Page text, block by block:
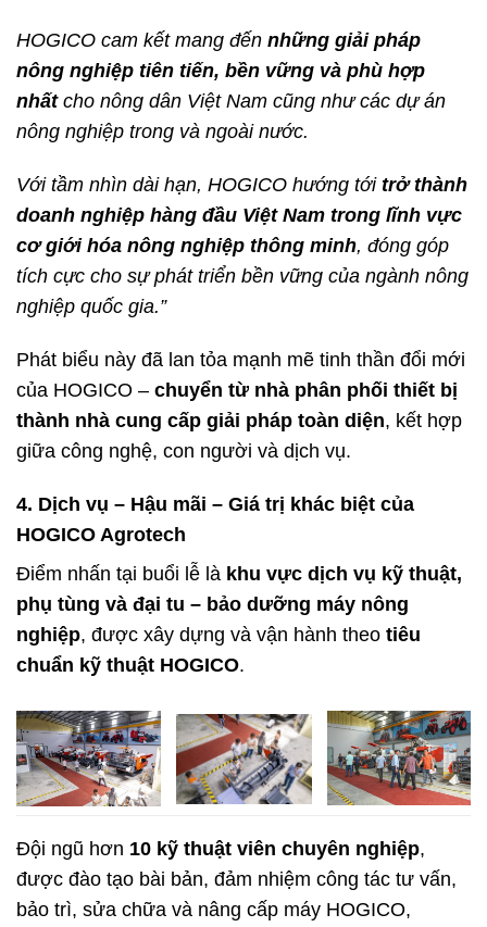
HOGICO cam kết mang đến những giải pháp
nông nghiệp tiên tiến, bền vững và phù hợp
nhấtcho nông dân Việt Nam cũng như các dự án
nông nghiệp trong và ngoài nước.
Với tầm nhìn dài hạn, HOGICO hướng tới trở thành
doanh nghiệp hàng đầu Việt Nam trong lĩnh vực
cơ giới hóa nông nghiệp thông minh, đóng góp
tích cực cho sự phát triển bền vững của ngành nông
nghiệp quốc gia.”
Phát biểu này đã lan tỏa mạnh mẽ tinh thần đổi mới
của HOGICO – chuyển từ nhà phân phối thiết bị
thành nhà cung cấp giải pháp toàn diện, kết hợp
giữa công nghệ, con người và dịch vụ.
4. Dịch vụ – Hậu mãi – Giá trị khác biệt của
HOGICO Agrotech
Điểm nhấn tại buổi lễ là khu vực dịch vụ kỹ thuật,
phụ tùng và đại tu – bảo dưỡng máy nông
nghiệp, được xây dựng và vận hành theo tiêu
chuẩn kỹ thuật HOGICO.
Đội ngũ hơn 10 kỹ thuật viên chuyên nghiệp,
được đào tạo bài bản, đảm nhiệm công tác tư vấn,
bảo trì, sửa chữa và nâng cấp máy HOGICO,